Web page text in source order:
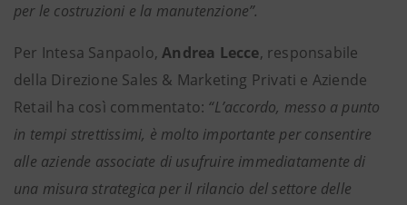
per le costruzioni e la manutenzione”.
Per Intesa Sanpaolo, Andrea Lecce, responsabile
della Direzione Sales & Marketing Privati e Aziende
Retail ha così commentato: “L’accordo, messo a punto
in tempi strettissimi, è molto importante per consentire
alle aziende associate di usufruire immediatamente di
una misura strategica per il rilancio del settore delle